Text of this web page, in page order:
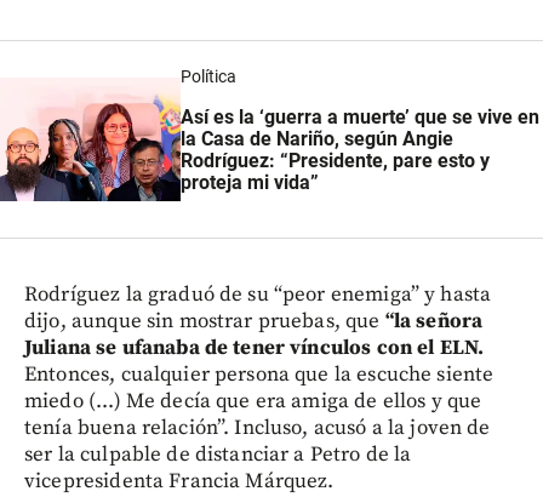
Política
Así es la ‘guerra a muerte’ que se vive en
la Casa de Nariño, según Angie
Rodríguez: “Presidente, pare esto y
proteja mi vida”
Rodríguez la graduó de su “peor enemiga” y hasta
dijo, aunque sin mostrar pruebas, que “la señora
Juliana se ufanaba de tener vínculos con el ELN.
Entonces, cualquier persona que la escuche siente
miedo (...) Me decía que era amiga de ellos y que
tenía buena relación”. Incluso, acusó a la joven de
ser la culpable de distanciar a Petro de la
vicepresidenta Francia Márquez.